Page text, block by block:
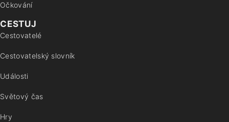
Očkování
CESTUJ
Cestovatelé
Cestovatelský slovník
Události
Světový čas
Hry